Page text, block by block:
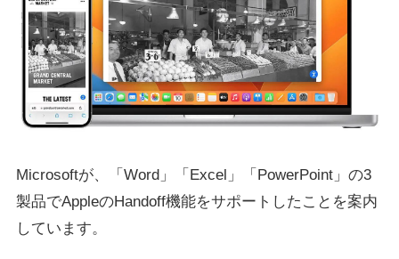
Microsoftが、「Word」「Excel」「PowerPoint」の3
製品でAppleのHandoff機能をサポートしたことを案内
しています。